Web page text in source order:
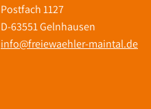
Postfach 1127
D-63551 Gelnhausen
info@freiewaehler-maintal.de